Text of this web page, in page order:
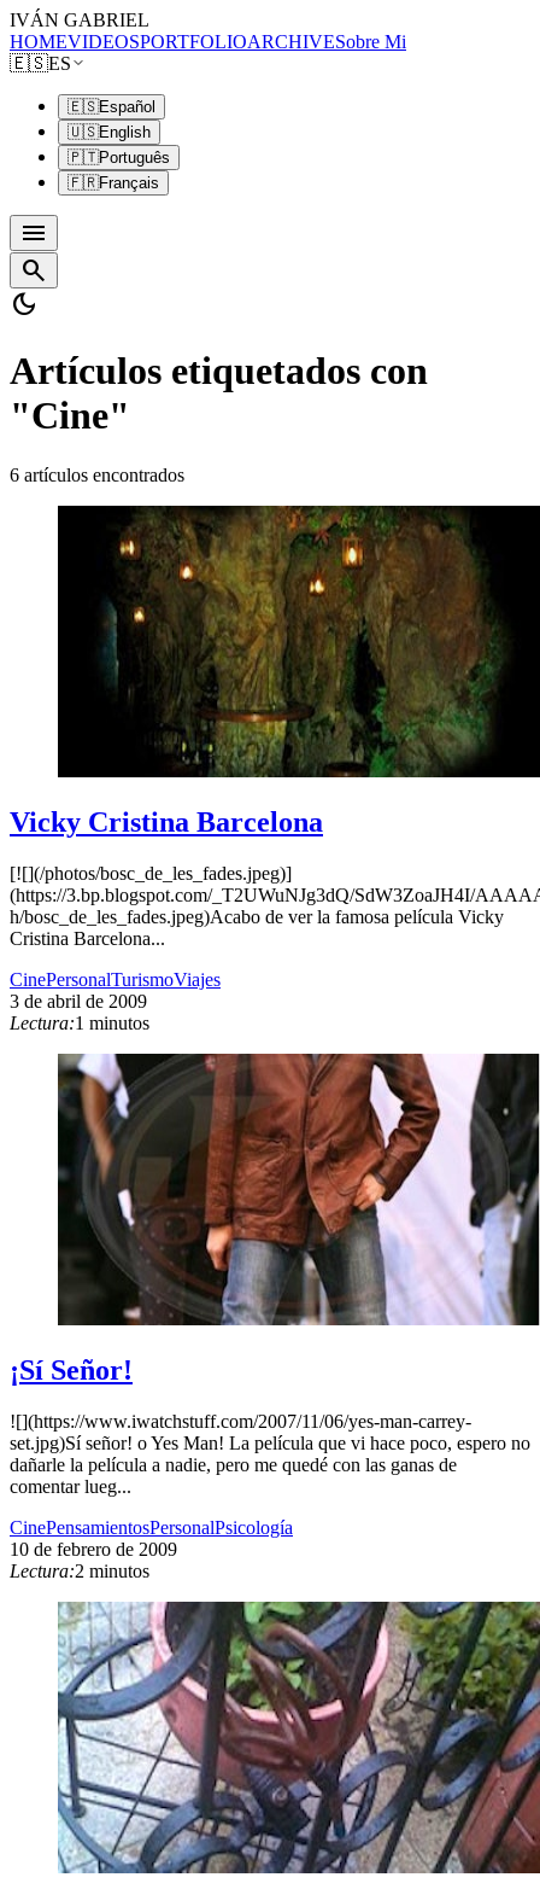
IVÁN GABRIEL
HOMEVIDEOSPORTFOLIOARCHIVESobre Mi
🇪🇸ES
🇪🇸Español
🇺🇸English
🇵🇹Português
🇫🇷Français
menu
search
dark_mode
Artículos etiquetados con
"Cine"
6 artículos encontrados
Vicky Cristina Barcelona
[![](/photos/bosc_de_les_fades.jpeg)]
(https://3.bp.blogspot.com/_T2UWuNJg3dQ/SdW3ZoaJH4I/
h/bosc_de_les_fades.jpeg)Acabo de ver la famosa película Vicky
Cristina Barcelona...
CinePersonalTurismoViajes
3 de abril de 2009
Lectura:1 minutos
¡Sí Señor!
![](https://www.iwatchstuff.com/2007/11/06/yes-man-carrey-
set.jpg)Sí señor! o Yes Man! La película que vi hace poco, espero no
dañarle la película a nadie, pero me quedé con las ganas de
comentar lueg...
CinePensamientosPersonalPsicología
10 de febrero de 2009
Lectura:2 minutos